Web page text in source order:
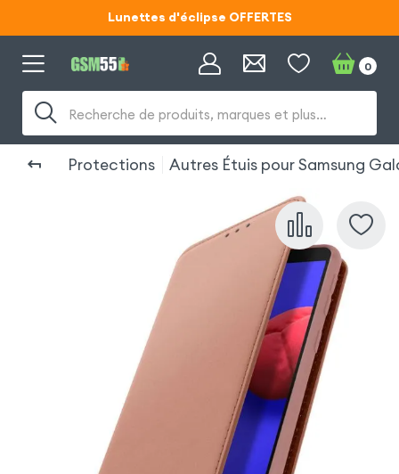
Lunettes d'éclipse OFFERTES
Code ECLIPSE55
Code ECLIPSE55
Recherche de produits, marques et plus…
0
Protections Autres Étuis pour Samsung